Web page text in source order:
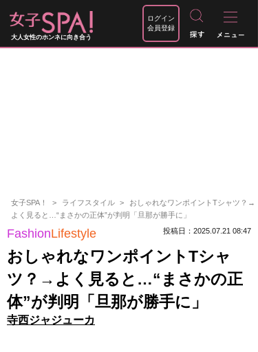
大人女性のホンネに向き合う
ログイン
会員登録
女子SPA！ ライフスタイル
おしゃれなワンポイントTシャツ？→
よく見ると…“まさかの正体”が判明「旦那が勝手に」
FashionLifestyle 投稿日：2025.07.21 08:47
おしゃれなワンポイントTシャ
ツ？→よく見ると…“まさかの正
体”が判明「旦那が勝手に」
寺西ジャジューカ